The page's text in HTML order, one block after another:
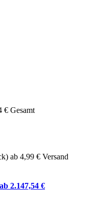
€ Gesamt
ab 4,99 € Versand
ab 2.147,54 €